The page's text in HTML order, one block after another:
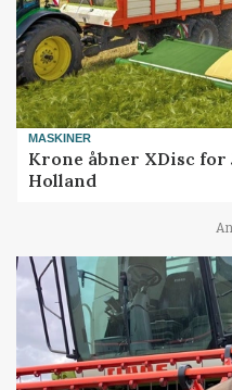
MASKINER
Krone åbner XDisc for
Holland